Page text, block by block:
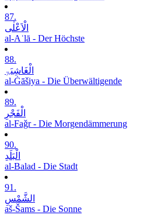
87.
الْاَعْلٰی
al-Aʿlā - Der Höchste
88.
الْغَاشِیَۃِ
al-Ġāšiya - Die Überwältigende
89.
الْفَجْرِ
al-Faǧr - Die Morgendämmerung
90.
الْبَلَدِ
al-Balad - Die Stadt
91.
الشَّمْسِ
aš-Šams - Die Sonne